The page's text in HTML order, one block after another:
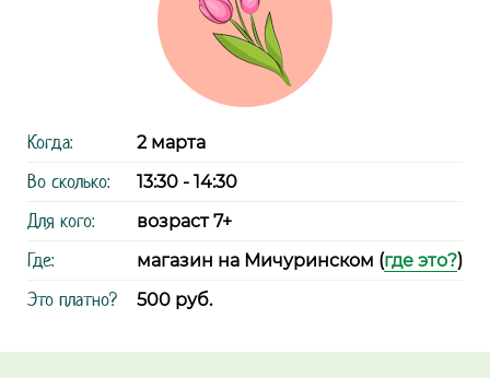
Когда: 2 марта
Во сколько: 13:30 - 14:30
Для кого: возраст 7+
Где: магазин на Мичуринском (где это?)
Это платно? 500 руб.